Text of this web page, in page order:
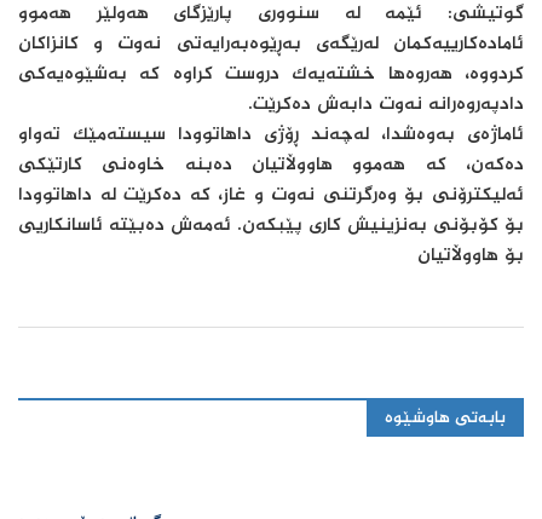
گوتیشی: ئێمە لە سنووری پارێزگای هەولێر هەموو
ئامادەکارییەکمان لەرێگەی بەڕێوەبەرایەتی نەوت و کانزاکان
کردووە، هەروەها خشتەیەک دروست کراوە کە بەشێوەیەکی
دادپەروەرانە نەوت دابەش دەکرێت.
ئاماژەی بەوەشدا، لەچەند ڕۆژی داهاتوودا سیستەمێک تەواو
دەکەن، کە هەموو هاووڵاتیان دەبنە خاوەنی کارتێکی
ئەلیکترۆنی بۆ وەرگرتنی نەوت و غاز، کە دەکرێت لە داهاتوودا
بۆ کۆبۆنی بەنزینیش کاری پێبکەن. ئەمەش دەبێتە ئاسانکاریی
بۆ هاووڵاتیان
بابەتی هاوشێوە